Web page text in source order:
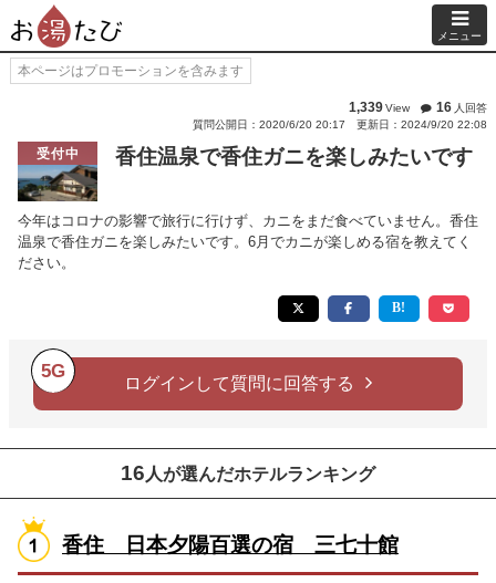
メニュー
本ページはプロモーションを含みます
1,339View 16 人回答
質問公開日：2020/6/20 20:17
更新日：2024/9/20 22:08
受付中 香住温泉で香住ガニを楽しみたいです
今年はコロナの影響で旅行に行けず、カニをまだ食べていません。香住
温泉で香住ガニを楽しみたいです。6月でカニが楽しめる宿を教えてく
ださい。
5G
ログインして質問に回答する
16 人が選んだホテルランキング
香住 日本夕陽百選の宿 三七十館